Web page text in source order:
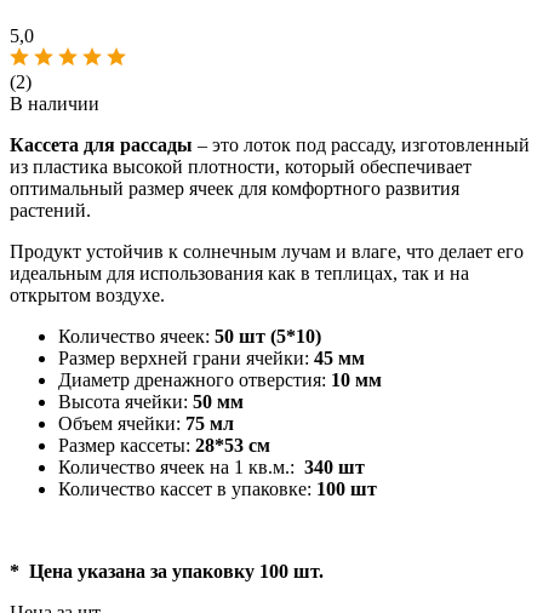
5,0
(2)
В наличии
Кассета для рассады – это лоток под рассаду, изготовленный
из пластика высокой плотности, который обеспечивает
оптимальный размер ячеек для комфортного развития
растений.
Продукт устойчив к солнечным лучам и влаге, что делает его
идеальным для использования как в теплицах, так и на
открытом воздухе.
Количество ячеек: 50 шт (5*10)
Размер верхней грани ячейки: 45 мм
Диаметр дренажного отверстия: 10 мм
Высота ячейки: 50 мм
Объем ячейки: 75 мл
Размер кассеты: 28*53 см
Количество ячеек на 1 кв.м.: 340 шт
Количество кассет в упаковке: 100 шт
* Цена указана за упаковку 100 шт.